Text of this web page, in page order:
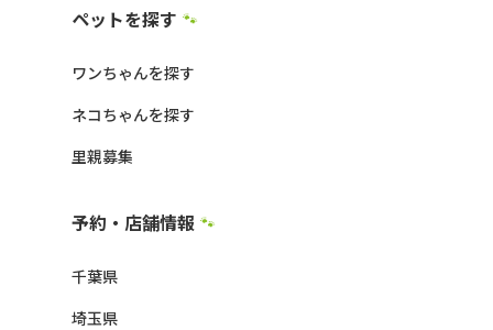
ペットを探す 🐾
ワンちゃんを探す
ネコちゃんを探す
里親募集
予約・店舗情報 🐾
千葉県
埼玉県